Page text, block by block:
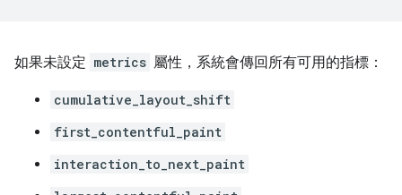
如果未設定 metrics 屬性，系統會傳回所有可用的指標：
cumulative_layout_shift
first_contentful_paint
interaction_to_next_paint